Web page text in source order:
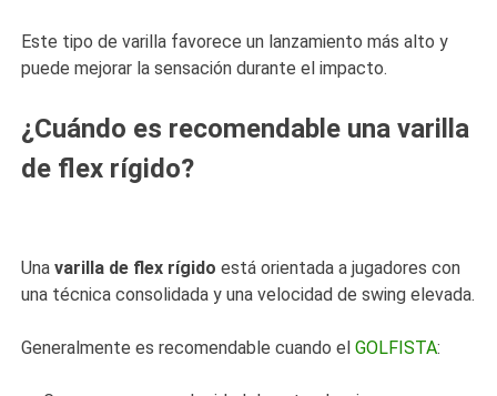
Este tipo de varilla favorece un lanzamiento más alto y
puede mejorar la sensación durante el impacto.
¿Cuándo es recomendable una varilla
de flex rígido?
Unavarilla de flex rígido está orientada a jugadores con
una técnica consolidada y una velocidad de swing elevada.
Generalmente es recomendable cuando elGOLFISTA: